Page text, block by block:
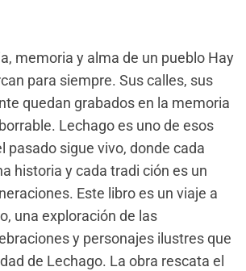
memoria y alma de un pueblo Hay
para siempre. Sus calles, sus
quedan grabados en la memoria
Lechago es uno de esos
pasado sigue vivo, donde cada
historia y cada tradi ción es un
Este libro es un viaje a
una exploración de las
y personajes ilustres que
de Lechago. La obra rescata el